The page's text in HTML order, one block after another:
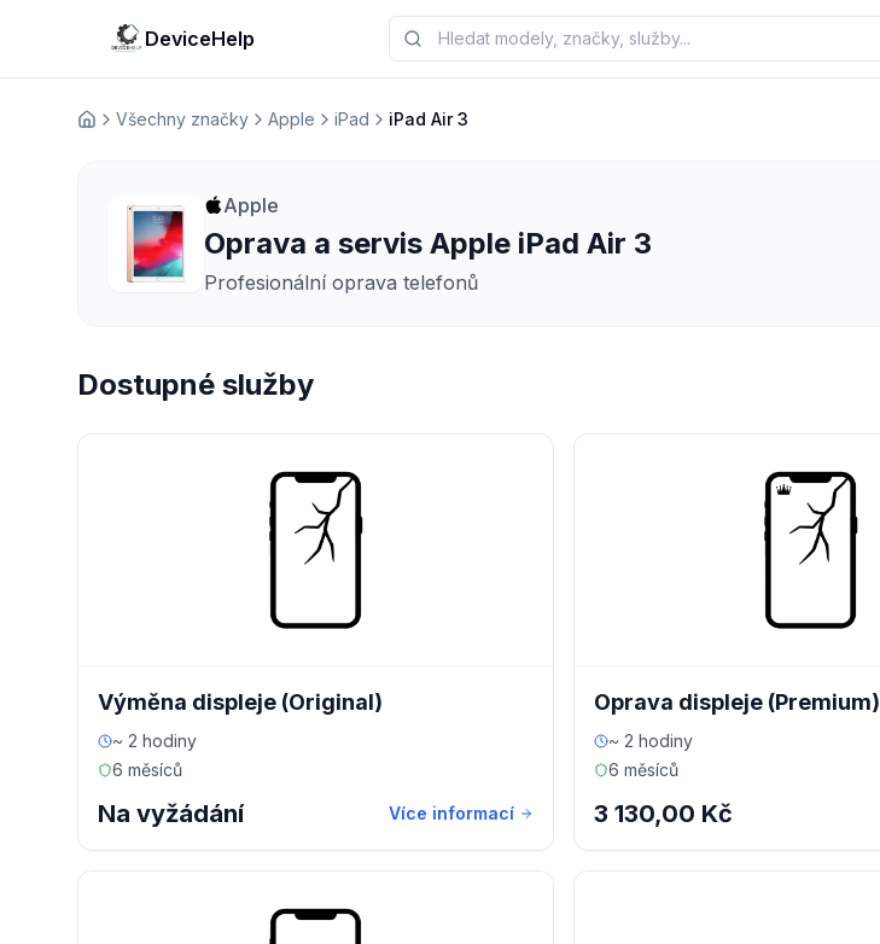
DeviceHelp
ДомашняVšechny značky Apple iPad iPad Air 3
Apple
Oprava a servis Apple iPad Air 3
Profesionální oprava telefonů
Dostupné služby
Výměna displeje (Original)
~ 2 hodiny
6 měsíců
Na vyžádání Více informací
Oprava displeje (Premium)
~ 2 hodiny
6 měsíců
3 130,00 Kč